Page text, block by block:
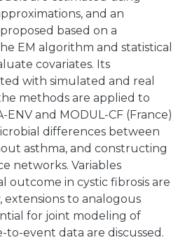
and an
based on a
EM algorithm and statistical
covariates. Its
with simulated and real
methods are applied to
and MODUL-CF (France)
differences between
asthma, and constructing
networks. Variables
outcome in cystic fibrosis are
extensions to analogous
for joint modeling of
event data are discussed.